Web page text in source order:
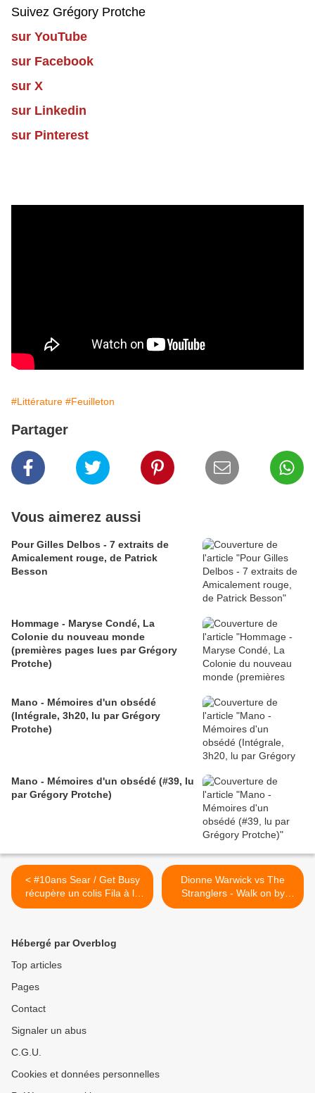
Suivez Grégory Protche
sur YouTube
sur Facebook
sur X
sur Linkedin
sur Pinterest
#Littérature #Feuilleton
Partager
Vous aimerez aussi
Pour Gilles Delbos - 7 extraits de
Amicalement rouge, de Patrick
Besson
Hommage - Maryse Condé, La
Colonie du nouveau monde
(premières pages lues par Grégory
Protche)
Mano - Mémoires d'un obsédé
(Intégrale, 3h20, lu par Grégory
Protche)
Mano - Mémoires d'un obsédé (#39, lu
par Grégory Protche)
< #10ans Sear / Get Busy
récupère un colis Fila à la
poste à Montreuil
Dionne Warwick vs The
Stranglers - Walk on by
(#Superpositions) >
Hébergé par Overblog
Top articles
Pages
Contact
Signaler un abus
C.G.U.
Cookies et données personnelles